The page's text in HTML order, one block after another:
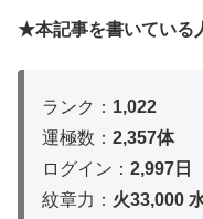
★本記事を書いている
ランク： 1,022
運極数： 2,357体
ログイン： 2,997日
紋章力： 火33,000